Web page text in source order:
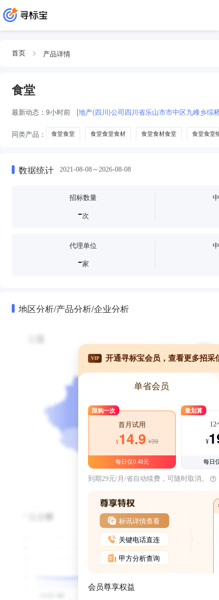
首页 产品详情
食堂
最新动态： 9小时前 [地产(四川)公司四川省乐山市市中区九峰乡综
同类产品： 食堂食堂 食堂食堂食材 食堂食材食堂 食堂食堂
数据统计 2021-08-08～2026-08-08
招标数量
-次
代理单位
-家
地区分析/产品分析/企业分析
VIP 开通寻标宝会员，查看更多招采
单省会员
限购一次
首月试用
¥14.9 ¥39
每日仅0.48元
最划算
12
¥
每日
到期29元/月/省自动续费，可随时取消。
标讯详情查看
关键电话直连
甲方分析查询
会员尊享权益